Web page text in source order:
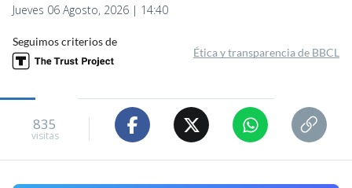
Jueves 06 Agosto, 2026 | 14:40
Seguimos criterios de
Ética y transparencia de BBCL
835
visitas